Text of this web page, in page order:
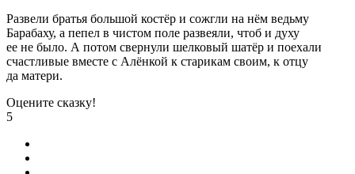
Развели братья большой костёр и сожгли на нём ведьму
Барабаху, а пепел в чистом поле развеяли, чтоб и духу
ее не было. А потом свернули шелковый шатёр и поехали
счастливые вместе с Алёнкой к старикам своим, к отцу
да матери.
Оцените сказку!
5